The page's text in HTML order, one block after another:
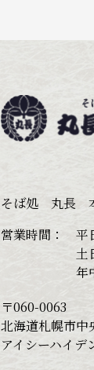
そば処 丸長
営業時間： 平
土
年
〒060-0063
北海道札幌市中
アイシーハイデ